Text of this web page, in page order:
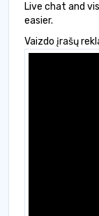
Live chat and
easier.
Vaizdo įrašų